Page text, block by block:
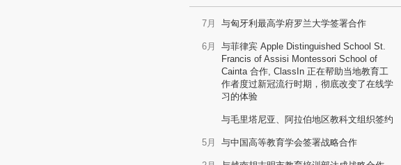
7月 与匈牙利最高学府罗兰大学签署合作
6月
与菲律宾 Apple Distinguished School St.
Francis of Assisi Montessori School of
Cainta 合作, ClassIn 正在帮助当地教育工
作者度过新冠流行时期，彻底改变了在线学
习的体验
与毛里塔尼亚、阿拉伯地区教科文组织签约
5月 与中国高等教育学会签署战略合作